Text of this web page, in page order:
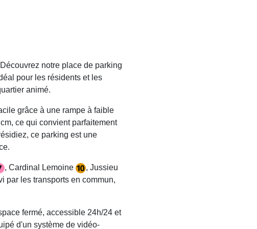
notre place de parking
pour les résidents et les
animé.
grâce à une rampe à faible
ce qui convient parfaitement
ce parking est une
, Cardinal Lemoine , Jussieu
par les transports en commun,
fermé, accessible 24h/24 et
d'un système de vidéo-